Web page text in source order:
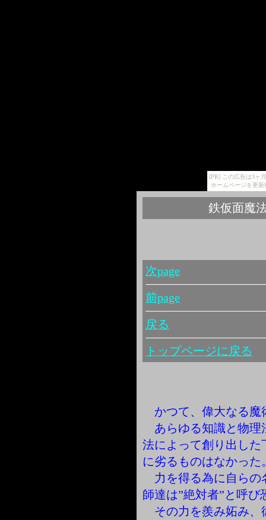
[PR] この広告は3ヶ
ホームページを更
鉄仮面魔
次page
前page
戻る
トップページに戻る
かつて、偉大なる魔
あらゆる知識と物理
法によって創り出し
に劣るものはなかった
力を得る為に自らの
師達は”絶対者”と呼び
その力を羨み妬み、